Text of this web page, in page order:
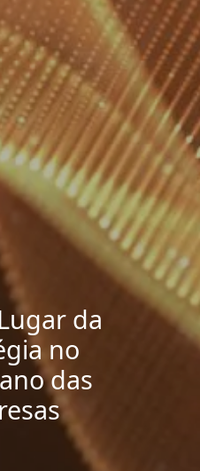
da
no
das